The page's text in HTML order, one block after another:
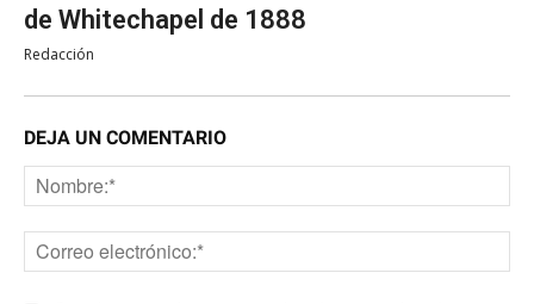
de Whitechapel de 1888
Redacción
DEJA UN COMENTARIO